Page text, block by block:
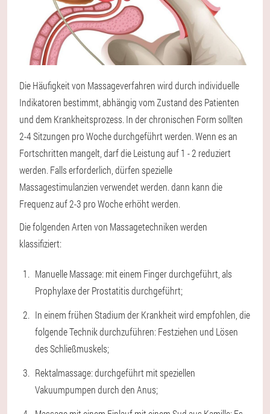
Die Häufigkeit von Massageverfahren wird durch individuelle
Indikatoren bestimmt, abhängig vom Zustand des Patienten
und dem Krankheitsprozess. In der chronischen Form sollten
2-4 Sitzungen pro Woche durchgeführt werden. Wenn es an
Fortschritten mangelt, darf die Leistung auf 1 - 2 reduziert
werden. Falls erforderlich, dürfen spezielle
Massagestimulanzien verwendet werden. dann kann die
Frequenz auf 2-3 pro Woche erhöht werden.
Die folgenden Arten von Massagetechniken werden
klassifiziert:
Manuelle Massage: mit einem Finger durchgeführt, als
Prophylaxe der Prostatitis durchgeführt;
In einem frühen Stadium der Krankheit wird empfohlen, die
folgende Technik durchzuführen: Festziehen und Lösen
des Schließmuskels;
Rektalmassage: durchgeführt mit speziellen
Vakuumpumpen durch den Anus;